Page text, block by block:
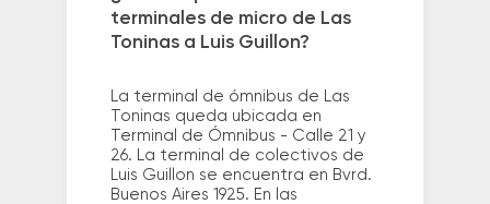
terminales de micro de Las
Toninas a Luis Guillon?
La terminal de ómnibus de Las
Toninas queda ubicada en
Terminal de Ómnibus - Calle 21 y
26. La terminal de colectivos de
Luis Guillon se encuentra en Bvrd.
Buenos Aires 1925. En las